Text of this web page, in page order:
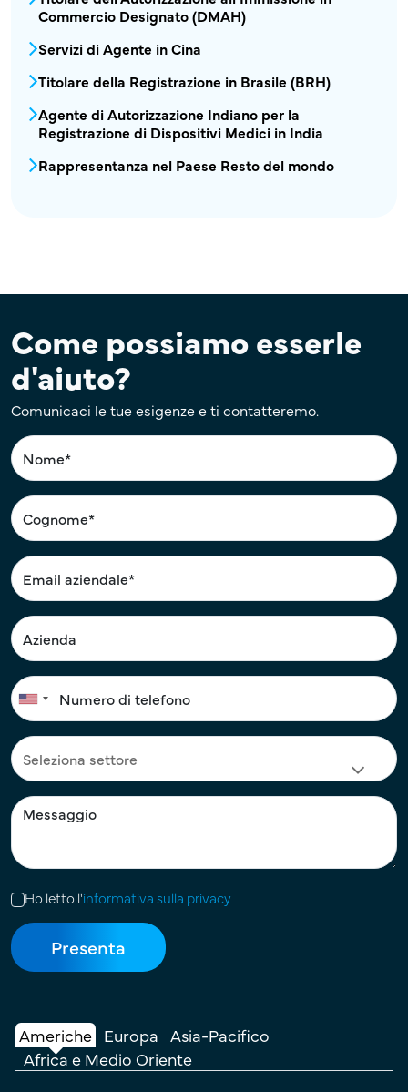
Commercio Designato (DMAH)
Servizi di Agente in Cina
Titolare della Registrazione in Brasile (BRH)
Agente di Autorizzazione Indiano per la
Registrazione di Dispositivi Medici in India
Rappresentanza nel Paese Resto del mondo
Come possiamo esserle
d'aiuto?
Comunicaci le tue esigenze e ti contatteremo.
Ho letto l'informativa sulla privacy
Americhe Europa Asia-Pacifico
Africa e Medio Oriente